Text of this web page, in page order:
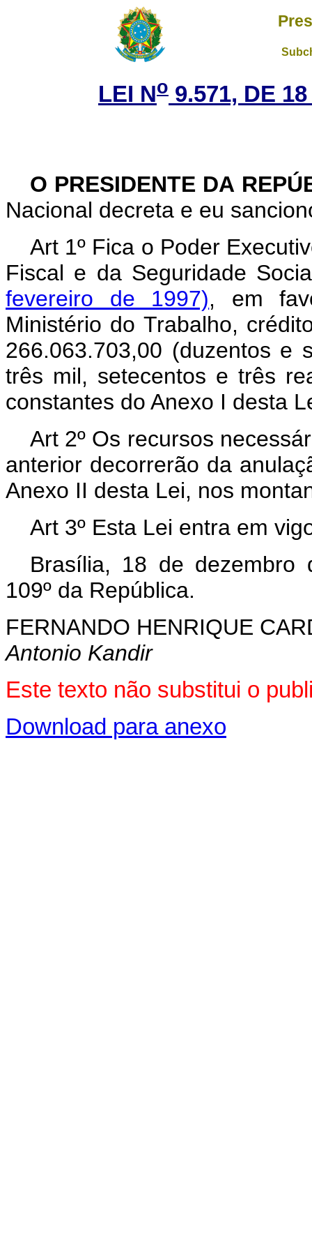
LEI No 9.571, DE
O PRESIDENTE DA
Nacional decreta e eu
Art 1º Fica o Poder
Fiscal e da Seguridade
fevereiro de 1997), em
Ministério do Trabalho,
266.063.703,00 (duzentos e
três mil, setecentos e três
constantes do Anexo I desta
Art 2º Os recursos
anterior decorrerão da
Anexo II desta Lei, nos
Art 3º Esta Lei entra em
Brasília, 18 de dezembro
109º da República.
FERNANDO HENRIQUE
Antonio Kandir
Este texto não substitui o
Download para anexo